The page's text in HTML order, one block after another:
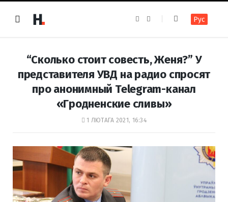
e
o
k
t
a
m
Рус
“Сколько стоит совесть, Женя?” У
представителя УВД на радио спросят
про анонимный Telegram-канал
«Гродненские сливы»
1 ЛЮТАГА 2021, 16:34